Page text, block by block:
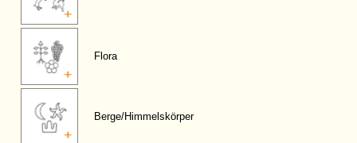
Flora
Berge/Himmelskörper